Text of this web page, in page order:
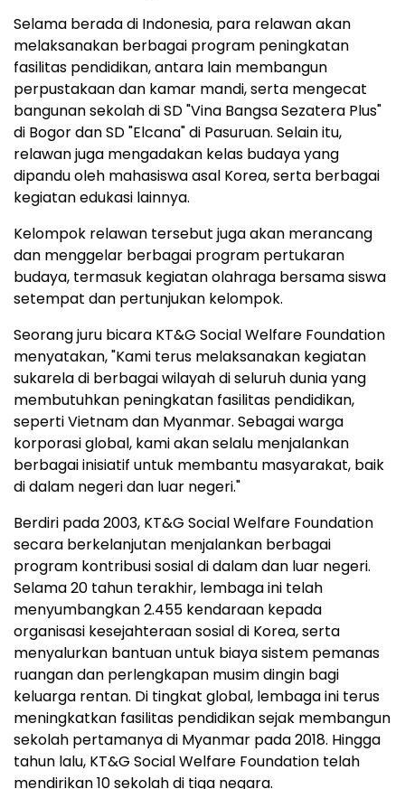
Selama berada di Indonesia, para relawan akan
melaksanakan berbagai program peningkatan
fasilitas pendidikan, antara lain membangun
perpustakaan dan kamar mandi, serta mengecat
bangunan sekolah di SD "Vina Bangsa Sezatera Plus"
di Bogor dan SD "Elcana" di Pasuruan. Selain itu,
relawan juga mengadakan kelas budaya yang
dipandu oleh mahasiswa asal Korea, serta berbagai
kegiatan edukasi lainnya.
Kelompok relawan tersebut juga akan merancang
dan menggelar berbagai program pertukaran
budaya, termasuk kegiatan olahraga bersama siswa
setempat dan pertunjukan kelompok.
Seorang juru bicara KT&G Social Welfare Foundation
menyatakan, "Kami terus melaksanakan kegiatan
sukarela di berbagai wilayah di seluruh dunia yang
membutuhkan peningkatan fasilitas pendidikan,
seperti Vietnam dan Myanmar. Sebagai warga
korporasi global, kami akan selalu menjalankan
berbagai inisiatif untuk membantu masyarakat, baik
di dalam negeri dan luar negeri."
Berdiri pada 2003, KT&G Social Welfare Foundation
secara berkelanjutan menjalankan berbagai
program kontribusi sosial di dalam dan luar negeri.
Selama 20 tahun terakhir, lembaga ini telah
menyumbangkan 2.455 kendaraan kepada
organisasi kesejahteraan sosial di Korea, serta
menyalurkan bantuan untuk biaya sistem pemanas
ruangan dan perlengkapan musim dingin bagi
keluarga rentan. Di tingkat global, lembaga ini terus
meningkatkan fasilitas pendidikan sejak membangun
sekolah pertamanya di Myanmar pada 2018. Hingga
tahun lalu, KT&G Social Welfare Foundation telah
mendirikan 10 sekolah di tiga negara.